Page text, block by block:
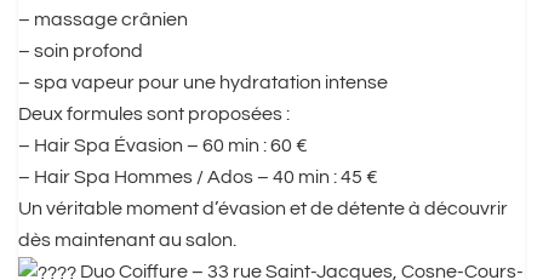
– massage crânien
– soin profond
– spa vapeur pour une hydratation intense
Deux formules sont proposées :
– Hair Spa Évasion – 60 min : 60 €
– Hair Spa Hommes / Ados – 40 min : 45 €
Un véritable moment d’évasion et de détente à découvrir
dès maintenant au salon.
Duo Coiffure – 33 rue Saint-Jacques, Cosne-Cours-